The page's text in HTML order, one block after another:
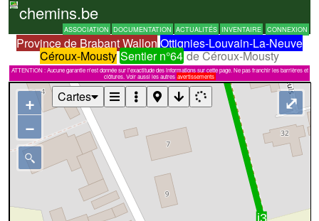
chemins.be
ASSOCIATION DOCUMENTATION ACTUALITÉS INVENTAIRE CONNEXION
Province de Brabant Wallon Ottignies-Louvain-La-Neuve
Céroux-Mousty Sentier n°64de Céroux-Mousty
ATTENTION : Aucune garantie n'est donnée sur l'exactitude des informations sur cette page. Ne pas franchir les barrières et
clôtures. Voir aussi les autres avertissements
+
−
⤢
Cartes